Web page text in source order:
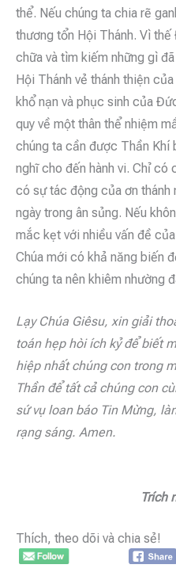
thể. Nếu chúng ta chia rẽ
thương tổn Hội Thánh. Vì
chữa và tìm kiếm những gì
Hội Thánh vẻ thánh thiện
khổ nạn và phục sinh của
quy về một thân thể nhiệm
chúng ta cần được Thần Khí
nghĩ cho đến hành vi. Chỉ có
có sự tác động của ơn thánh
ngày trong ân sủng. Nếu
mắc kẹt với nhiều vấn đề
Chúa mới có khả năng biến
chúng ta nên khiêm nhường
Lạy Chúa Giêsu, xin giải
toán hẹp hòi ích kỷ để biết
hiệp nhất chúng con trong
Thần để tất cả chúng con
sứ vụ loan báo Tin Mừng,
rạng sáng. Amen.
Trích
Thích, theo dõi và chia sẻ!